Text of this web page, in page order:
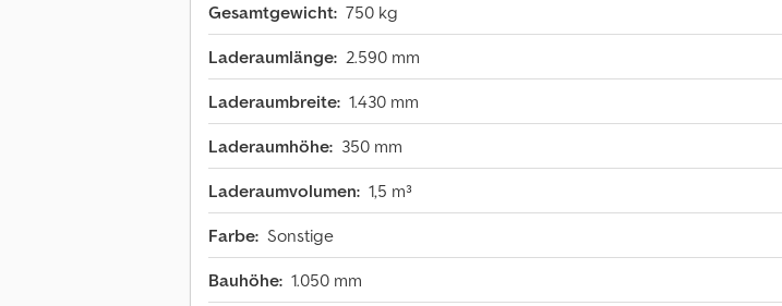
Gesamtgewicht: 750 kg
Laderaumlänge: 2.590 mm
Laderaumbreite: 1.430 mm
Laderaumhöhe: 350 mm
Laderaumvolumen: 1,5 m³
Farbe: Sonstige
Bauhöhe: 1.050 mm